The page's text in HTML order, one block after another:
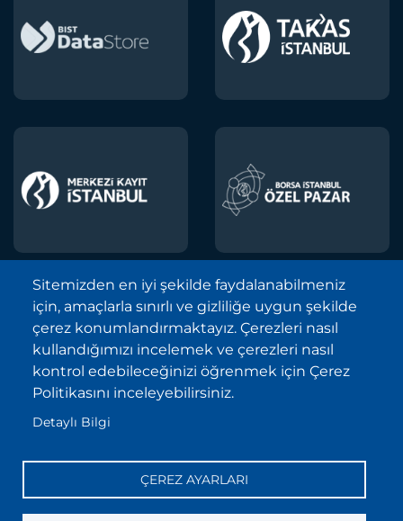
Borsa İstanbul A.Ş. © 2013-2025
Tüm Hakları Saklıdır.
Telif Hakkı ve Çekince İhbarı Bildirimi
Site Haritası
Kişisel Verilerin Korunması (KVKK)
Sıkça Sorulan Sorular
İletişim
Sitemizden en iyi şekilde faydalanabilmeniz
için, amaçlarla sınırlı ve gizliliğe uygun şekilde
çerez konumlandırmaktayız. Çerezleri nasıl
kullandığımızı incelemek ve çerezleri nasıl
kontrol edebileceğinizi öğrenmek için Çerez
Politikasını inceleyebilirsiniz.
Detaylı Bilgi
ÇEREZ AYARLARI